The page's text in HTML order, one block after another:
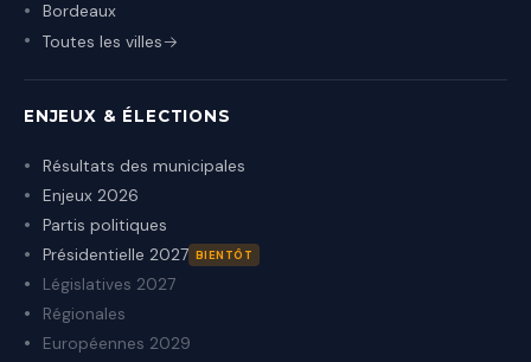
Bordeaux
Toutes les villes
ENJEUX & ÉLECTIONS
Résultats des municipales
Enjeux 2026
Partis politiques
Présidentielle 2027 BIENTÔT
Législatives 2027
Régionales
Européennes 2029